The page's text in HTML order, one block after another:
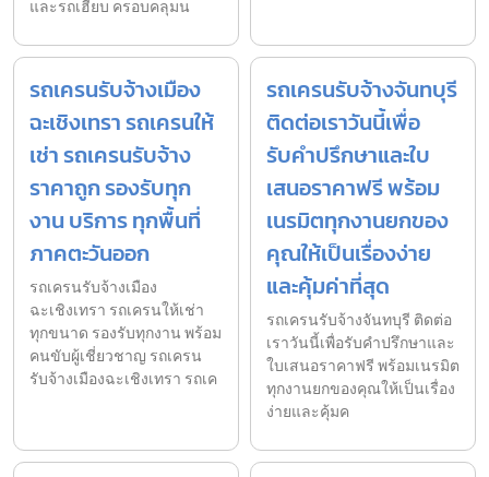
และรถเฮี๊ยบ ครอบคลุมน
รถเครนรับจ้างเมือง
ฉะเชิงเทรา รถเครนให้
เช่า รถเครนรับจ้าง
ราคาถูก รองรับทุก
งาน บริการ ทุกพื้นที่
ภาคตะวันออก
รถเครนรับจ้างเมือง
ฉะเชิงเทรา รถเครนให้เช่า
ทุกขนาด รองรับทุกงาน พร้อม
คนขับผู้เชี่ยวชาญ รถเครน
รับจ้างเมืองฉะเชิงเทรา รถเค
รถเครนรับจ้างจันทบุรี
ติดต่อเราวันนี้เพื่อ
รับคำปรึกษาและใบ
เสนอราคาฟรี พร้อม
เนรมิตทุกงานยกของ
คุณให้เป็นเรื่องง่าย
และคุ้มค่าที่สุด
รถเครนรับจ้างจันทบุรี ติดต่อ
เราวันนี้เพื่อรับคำปรึกษาและ
ใบเสนอราคาฟรี พร้อมเนรมิต
ทุกงานยกของคุณให้เป็นเรื่อง
ง่ายและคุ้มค